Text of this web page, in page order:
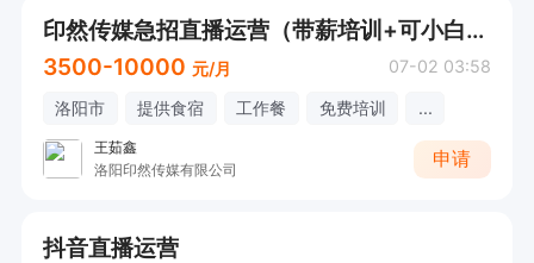
印然传媒急招直播运营（带薪培训+可小白+高提成管吃住）
3500-10000 元/月 07-02 03:58
洛阳市 提供食宿 工作餐 免费培训 ...
王茹鑫
洛阳印然传媒有限公司
申请
抖音直播运营